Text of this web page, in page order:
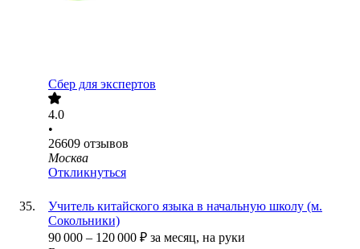
Сбер для экспертов
4.0
•
26609 отзывов
Москва
Откликнуться
Учитель китайского языка в начальную школу (м.
Сокольники)
90 000 – 120 000 ₽ за месяц, на руки